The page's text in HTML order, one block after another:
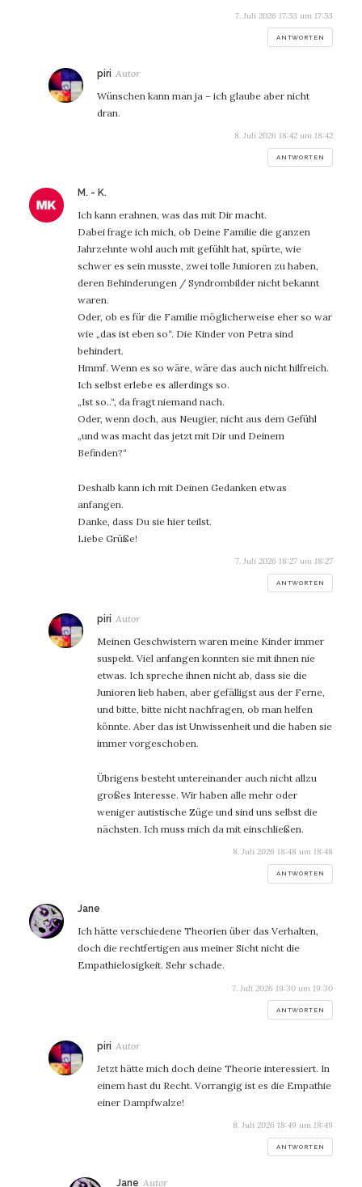
7. Juli 2026 17:53 um 17:53
ANTWORTEN
piri sagt:
Wünschen kann man ja – ich glaube aber nicht
dran.
8. Juli 2026 18:42 um 18:42
ANTWORTEN
M. - K.
Ich kann erahnen, was das mit Dir macht.
Dabei frage ich mich, ob Deine Familie die ganzen
Jahrzehnte wohl auch mit gefühlt hat, spürte, wie
schwer es sein musste, zwei tolle Junioren zu haben,
deren Behinderungen / Syndrombilder nicht bekannt
waren.
Oder, ob es für die Familie möglicherweise eher so war
wie „das ist eben so“. Die Kinder von Petra sind
behindert.
Hmmf. Wenn es so wäre, wäre das auch nicht hilfreich.
Ich selbst erlebe es allerdings so.
„Ist so..“, da fragt niemand nach.
Oder, wenn doch, aus Neugier, nicht aus dem Gefühl
„und was macht das jetzt mit Dir und Deinem
Befinden?“
Deshalb kann ich mit Deinen Gedanken etwas
anfangen.
Danke, dass Du sie hier teilst.
Liebe Grüße!
7. Juli 2026 18:27 um 18:27
ANTWORTEN
piri sagt:
Meinen Geschwistern waren meine Kinder immer
suspekt. Viel anfangen konnten sie mit ihnen nie
etwas. Ich spreche ihnen nicht ab, dass sie die
Junioren lieb haben, aber gefälligst aus der Ferne,
und bitte, bitte nicht nachfragen, ob man helfen
könnte. Aber das ist Unwissenheit und die haben sie
immer vorgeschoben.
Übrigens besteht untereinander auch nicht allzu
großes Interesse. Wir haben alle mehr oder
weniger autistische Züge und sind uns selbst die
nächsten. Ich muss mich da mit einschließen.
8. Juli 2026 18:48 um 18:48
ANTWORTEN
Jane
Ich hätte verschiedene Theorien über das Verhalten,
doch die rechtfertigen aus meiner Sicht nicht die
Empathielosigkeit. Sehr schade.
7. Juli 2026 19:30 um 19:30
ANTWORTEN
piri sagt:
Jetzt hätte mich doch deine Theorie interessiert. In
einem hast du Recht. Vorrangig ist es die Empathie
einer Dampfwalze!
8. Juli 2026 18:49 um 18:49
ANTWORTEN
Jane sagt: